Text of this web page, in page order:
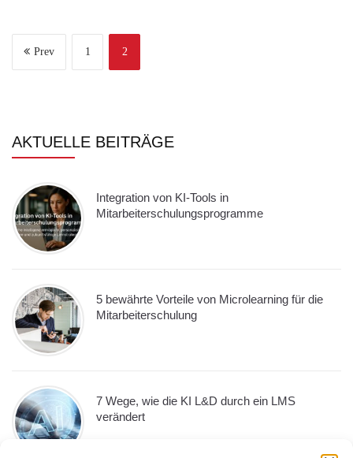
Prev 1 2
AKTUELLE BEITRÄGE
Integration von KI-Tools in
Mitarbeiterschulungsprogramme
5 bewährte Vorteile von Microlearning für die
Mitarbeiterschulung
7 Wege, wie die KI L&D durch ein LMS
verändert